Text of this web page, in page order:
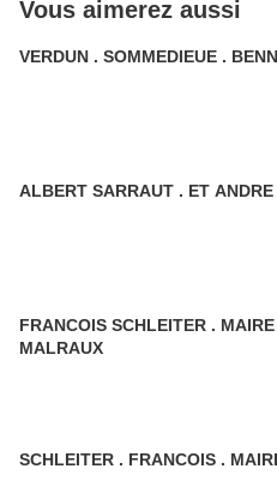
Vous aimerez aussi
FRANCOIS SCHLEITER . MAIRE DE VERDUN . ANDRE
MALRAUX